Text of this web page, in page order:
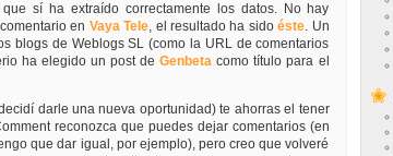
sí ha extraído correctamente los datos. No hay
en Vaya Tele, el resultado ha sidoéste. Un
blogs de Weblogs SL (como la URL de comentarios
ha elegido un post deGenbeta como título para el
darle una nueva oportunidad) te ahorras el tener
reconozca que puedes dejar comentarios (en
que dar igual, por ejemplo), pero creo que volveré